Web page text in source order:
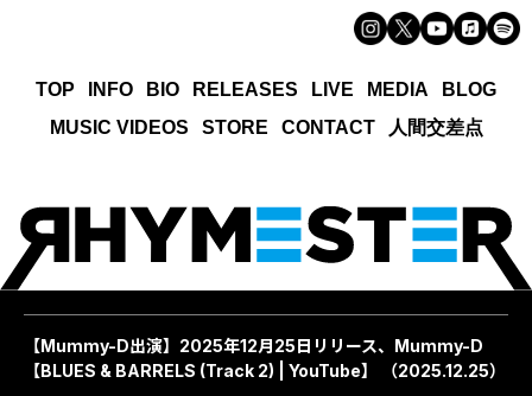
TOP INFO BIO RELEASES LIVE MEDIA
BLOG
MUSIC VIDEOS
STORE CONTACT 人間交差点
【Mummy-D出演】2025年12月25日リリース、Mummy-D
【BLUES & BARRELS (Track 2) | YouTube】
（2025.12.25）